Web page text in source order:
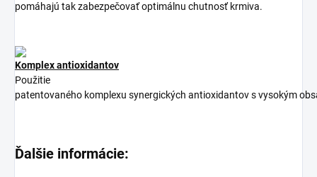
pomáhajú tak zabezpečovať optimálnu chutnosť krmiva.
Komplex antioxidantov
Použitie
patentovaného komplexu synergických antioxidantovsvysokým
Ďalšie informácie: